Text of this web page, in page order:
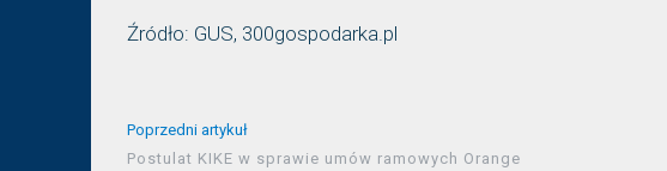
Źródło: GUS, 300gospodarka.pl
Poprzedni artykuł
Postulat KIKE w sprawie umów ramowych Orange